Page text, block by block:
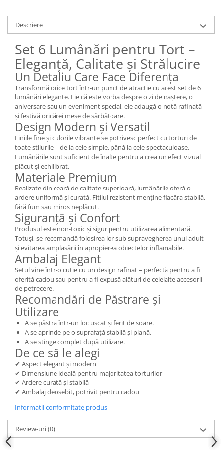
Descriere
Set 6 Lumânări pentru Tort –
Eleganță, Calitate și Strălucire
Un Detaliu Care Face Diferența
Transformă orice tort într-un punct de atracție cu acest set de 6
lumânări elegante. Fie că este vorba despre o zi de naștere, o
aniversare sau un eveniment special, ele adaugă o notă rafinată
și festivă oricărei mese de sărbătoare.
Design Modern și Versatil
Liniile fine și culorile vibrante se potrivesc perfect cu torturi de
toate stilurile – de la cele simple, până la cele spectaculoase.
Lumânările sunt suficient de înalte pentru a crea un efect vizual
plăcut și echilibrat.
Materiale Premium
Realizate din ceară de calitate superioară, lumânările oferă o
ardere uniformă și curată. Fitilul rezistent menține flacăra stabilă,
fără fum sau miros neplăcut.
Siguranță și Confort
Produsul este non-toxic și sigur pentru utilizarea alimentară.
Totuși, se recomandă folosirea lor sub supravegherea unui adult
și evitarea amplasării în apropierea obiectelor inflamabile.
Ambalaj Elegant
Setul vine într-o cutie cu un design rafinat – perfectă pentru a fi
oferită cadou sau pentru a fi expusă alături de celelalte accesorii
de petrecere.
Recomandări de Păstrare și
Utilizare
A se păstra într-un loc uscat și ferit de soare.
A se aprinde pe o suprafață stabilă și plană.
A se stinge complet după utilizare.
De ce să le alegi
✔ Aspect elegant și modern
✔ Dimensiune ideală pentru majoritatea torturilor
✔ Ardere curată și stabilă
✔ Ambalaj deosebit, potrivit pentru cadou
Informatii conformitate produs
Review-uri(0)